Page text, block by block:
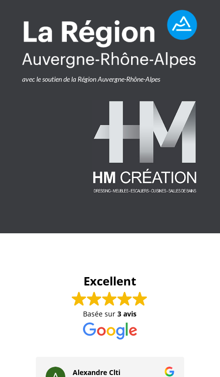
avec le soutien de la Région Auvergne-Rhône-Alpes
Excellent
Basée sur3 avis
Alexandre Clti